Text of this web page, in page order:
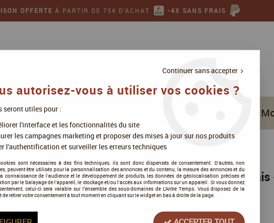
OFFERTE À PARTIR DE 75€ D'ACHAT •4X SANS FRAIS
Death Guard : Codex Francais - Warhammer 40k - Games Workshop
Death Guard : Codex
Workshop
Continuer sans accepter
autorisez-vous à utiliser vos cookies ?
seront utiles pour :
l'interface et les fonctionnalités du site
les campagnes marketing et proposer des mises à jour sur nos produits
l'authentification et surveiller les erreurs techniques
sont nécessaires à des fins techniques, ils sont donc dispensés de consentement. D'autres, non
peuvent être utilisés pour la personnalisation des annonces et du contenu, la mesure des annonces et du
connaissance de l'audience et le développement de produits, les données de géolocalisation précises et
par le balayage de l'appareil, le stockage et/ou l'accès aux informations sur un appareil. Si vous donnez
celui-ci sera valable sur l’ensemble des sous-domaines de L'Antre Temps. Vous disposez de la
retirer votre consentement à tout moment en cliquant sur le widget en bas à droite de la page.